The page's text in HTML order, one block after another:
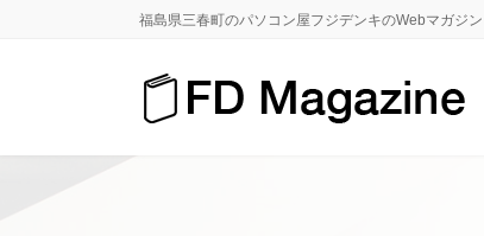
へ
ョ
福島県三春町のパソコン屋フジデンキのWebマガジン